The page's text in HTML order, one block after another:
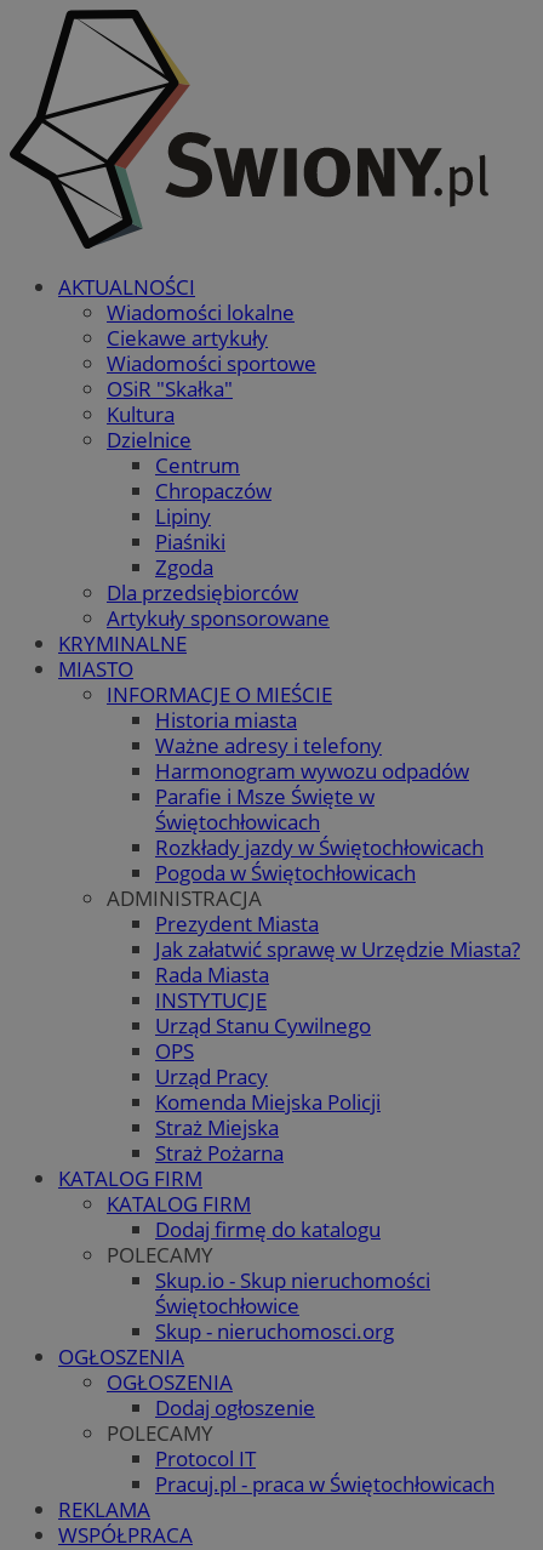
AKTUALNOŚCI
Wiadomości lokalne
Ciekawe artykuły
Wiadomości sportowe
OSiR "Skałka"
Kultura
Dzielnice
Centrum
Chropaczów
Lipiny
Piaśniki
Zgoda
Dla przedsiębiorców
Artykuły sponsorowane
KRYMINALNE
MIASTO
INFORMACJE O MIEŚCIE
Historia miasta
Ważne adresy i telefony
Harmonogram wywozu odpadów
Parafie i Msze Święte w
Świętochłowicach
Rozkłady jazdy w Świętochłowicach
Pogoda w Świętochłowicach
ADMINISTRACJA
Prezydent Miasta
Jak załatwić sprawę w Urzędzie Miasta?
Rada Miasta
INSTYTUCJE
Urząd Stanu Cywilnego
OPS
Urząd Pracy
Komenda Miejska Policji
Straż Miejska
Straż Pożarna
KATALOG FIRM
KATALOG FIRM
Dodaj firmę do katalogu
POLECAMY
Skup.io - Skup nieruchomości
Świętochłowice
Skup - nieruchomosci.org
OGŁOSZENIA
OGŁOSZENIA
Dodaj ogłoszenie
POLECAMY
Protocol IT
Pracuj.pl - praca w Świętochłowicach
REKLAMA
WSPÓŁPRACA